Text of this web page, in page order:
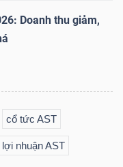
Doanh thu giảm,
cổ tức AST
lợi nhuận AST